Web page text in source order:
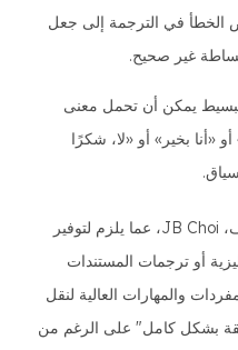
الخطأ في الترجمة إلى جعل
غير صحيح.
يمكن أن تحمل معنى
«أنا بخير» أو «لا، شكرًا
سألنا أيضًا المترجم الكوري المحترف، JB Choi، عما يلزم لتوفير
أو ترجمات المستندات
والمهارات العالية لنقل
بشكل كامل" على الرغم من